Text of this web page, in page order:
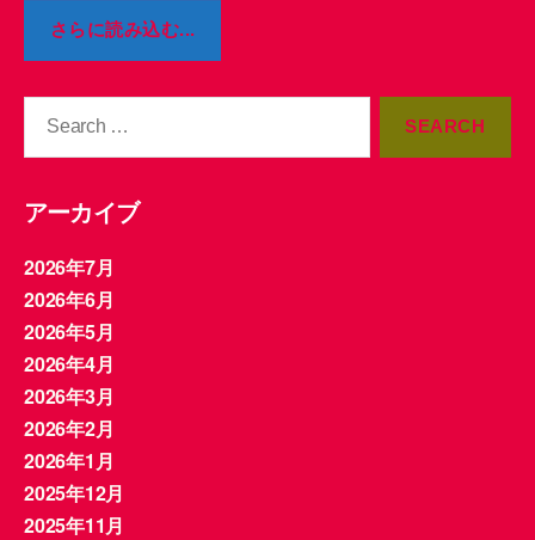
さらに読み込む...
アーカイブ
2026年7月
2026年6月
2026年5月
2026年4月
2026年3月
2026年2月
2026年1月
2025年12月
2025年11月